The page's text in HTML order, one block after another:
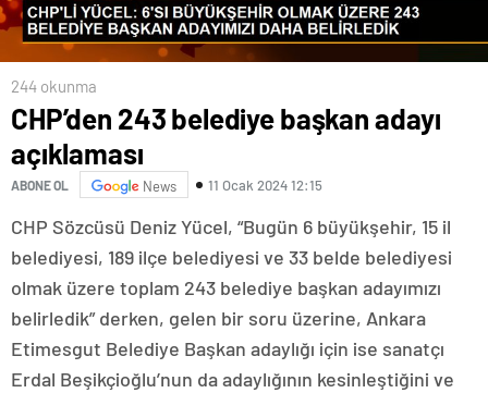
244 okunma
CHP’den 243 belediye başkan adayı
açıklaması
ABONE OL News 11 Ocak 2024 12:15
CHP Sözcüsü Deniz Yücel, “Bugün 6 büyükşehir, 15 il
belediyesi, 189 ilçe belediyesi ve 33 belde belediyesi
olmak üzere toplam 243 belediye başkan adayımızı
belirledik” derken, gelen bir soru üzerine, Ankara
Etimesgut Belediye Başkan adaylığı için ise sanatçı
Erdal Beşikçioğlu’nun da adaylığının kesinleştiğini ve